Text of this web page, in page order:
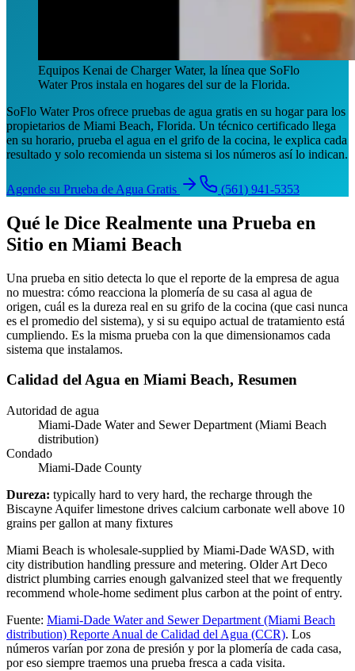
Equipos Kenai de Charger Water, la línea que SoFlo
Water Pros instala en hogares del sur de la Florida.
SoFlo Water Pros ofrece pruebas de agua gratis en su hogar para los
propietarios de Miami Beach, Florida. Un técnico certificado llega
en su horario, prueba el agua en el grifo de la cocina, le explica cada
resultado y solo recomienda un sistema si los números así lo indican.
Agende su Prueba de Agua Gratis (561) 941-5353
Qué le Dice Realmente una Prueba en
Sitio en Miami Beach
Una prueba en sitio detecta lo que el reporte de la empresa de agua
no muestra: cómo reacciona la plomería de su casa al agua de
origen, cuál es la dureza real en su grifo de la cocina (que casi nunca
es el promedio del sistema), y si su equipo actual de tratamiento está
cumpliendo. Es la misma prueba con la que dimensionamos cada
sistema que instalamos.
Calidad del Agua en Miami Beach, Resumen
Autoridad de agua
Miami-Dade Water and Sewer Department (Miami Beach
distribution)
Condado
Miami-Dade County
Dureza: typically hard to very hard, the recharge through the
Biscayne Aquifer limestone drives calcium carbonate well above 10
grains per gallon at many fixtures
Miami Beach is wholesale-supplied by Miami-Dade WASD, with
city distribution handling pressure and metering. Older Art Deco
district plumbing carries enough galvanized steel that we frequently
recommend whole-home sediment plus carbon at the point of entry.
Fuente: Miami-Dade Water and Sewer Department (Miami Beach
distribution) Reporte Anual de Calidad del Agua (CCR). Los
números varían por zona de presión y por la plomería de cada casa,
por eso siempre traemos una prueba fresca a cada visita.